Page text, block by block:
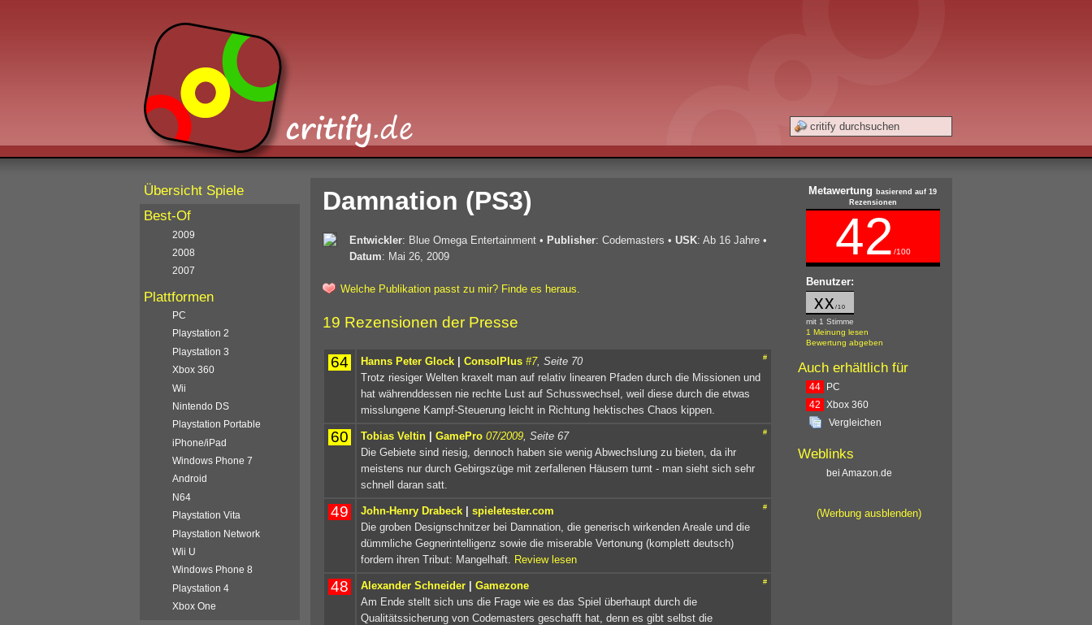
Damnation (PS3)
Entwickler: Blue Omega Entertainment • Publisher: Codemasters • USK: Ab 16 Jahre •
Datum: Mai 26, 2009
Welche Publikation passt zu mir? Finde es heraus.
19 Rezensionen der Presse
64 #
Hanns Peter Glock | ConsolPlus #7, Seite 70
Trotz riesiger Welten kraxelt man auf relativ linearen Pfaden durch die Missionen und
hat währenddessen nie rechte Lust auf Schusswechsel, weil diese durch die etwas
misslungene Kampf-Steuerung leicht in Richtung hektisches Chaos kippen.
60 #
Tobias Veltin | GamePro 07/2009 , Seite 67
Die Gebiete sind riesig, dennoch haben sie wenig Abwechslung zu bieten, da ihr
meistens nur durch Gebirgszüge mit zerfallenen Häusern turnt - man sieht sich sehr
schnell daran satt.
49 #
John-Henry Drabeck | spieletester.com
Die groben Designschnitzer bei Damnation, die generisch wirkenden Areale und die
dümmliche Gegnerintelligenz sowie die miserable Vertonung (komplett deutsch)
fordern ihren Tribut: Mangelhaft. Review lesen
48 #
Alexander Schneider | Gamezone
Am Ende stellt sich uns die Frage wie es das Spiel überhaupt durch die
Qualitätssicherung von Codemasters geschafft hat, denn es gibt selbst die
Metawertungbasierend auf 19
Rezensionen
42 /100
Benutzer:
xx /10
mit 1 Stimme
1 Meinung lesen
Bewertung abgeben
Auch erhältlich für
44 PC
42 Xbox 360
Vergleichen
Weblinks
bei Amazon.de
(Werbung ausblenden)
Übersicht Spiele
Best-Of
2009
2008
2007
Plattformen
PC
Playstation 2
Playstation 3
Xbox 360
Wii
Nintendo DS
Playstation Portable
iPhone/iPad
Windows Phone 7
Android
N64
Playstation Vita
Playstation Network
Wii U
Windows Phone 8
Playstation 4
Xbox One